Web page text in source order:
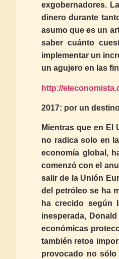
exgobernadores.
dinero durante
asumo que es un
saber cuánto
implementar un
un agujero en las
http://
2017: por un
Mientras que en El
no radica solo en
economía global,
comenzó con el
salir de la Unión
del petróleo se ha
ha crecido según
inesperada,
económicas
también retos
provocado no